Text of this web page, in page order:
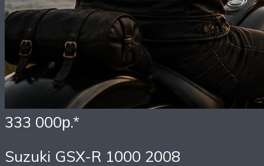
333 000р.*
Suzuki GSX-R 1000 2008